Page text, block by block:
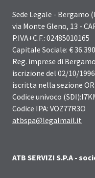
Sede Legale - Bergamo
via Monte Gleno, 13 -
P.IVA+C.F.: 02485010165
Capitale Sociale: €
Reg. imprese di Bergamo
iscrizione del 02/10/
iscritta nella sezione
Codice univoco
Codice IPA: VOZ77R3O
atbspa@legalmail.it
ATB SERVIZI S.P.A -